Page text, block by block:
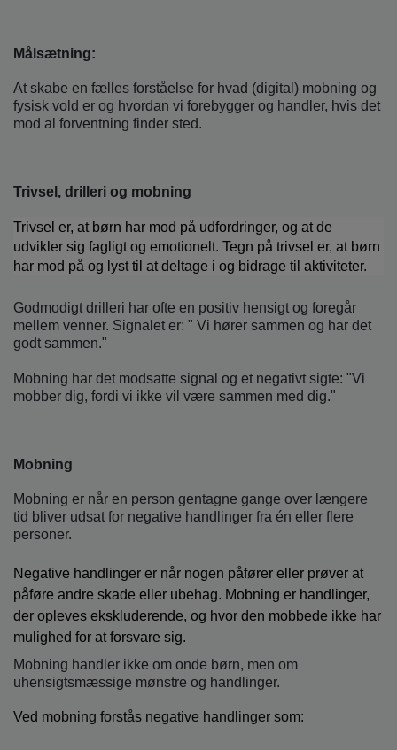
Målsætning:
At skabe en fælles forståelse for hvad (digital) mobning og
fysisk vold er og hvordan vi forebygger og handler, hvis det
mod al forventning finder sted.
Trivsel, drilleri og mobning
Trivsel er, at børn har mod på udfordringer, og at de
udvikler sig fagligt og emotionelt. Tegn på trivsel er, at børn
har mod på og lyst til at deltage i og bidrage til aktiviteter.
Godmodigt drilleri har ofte en positiv hensigt og foregår
mellem venner. Signalet er: " Vi hører sammen og har det
godt sammen."
Mobning har det modsatte signal og et negativt sigte: "Vi
mobber dig, fordi vi ikke vil være sammen med dig."
Mobning
Mobning er når en person gentagne gange over længere
tid bliver udsat for negative handlinger fra én eller flere
personer.
Negative handlinger er når nogen påfører eller prøver at
påføre andre skade eller ubehag. Mobning er handlinger,
der opleves ekskluderende, og hvor den mobbede ikke har
mulighed for at forsvare sig.
Mobning handler ikke om onde børn, men om
uhensigtsmæssige mønstre og handlinger.
Ved mobning forstås negative handlinger som: